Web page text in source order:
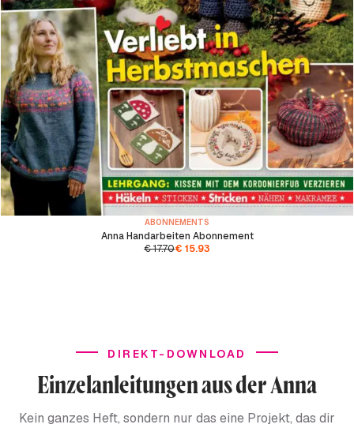
ABONNEMENTS
Anna Handarbeiten Abonnement
€17.70€ 15.93
DIREKT-DOWNLOAD
Einzelanleitungen aus der Anna
Kein ganzes Heft, sondern nur das eine Projekt, das dir